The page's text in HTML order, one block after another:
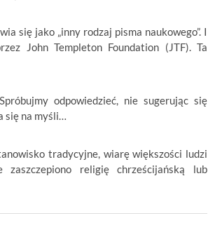
się jako „inny rodzaj pisma naukowego”. I
John Templeton Foundation (JTF). Ta
odpowiedzieć, nie sugerując się
się na myśli…
tradycyjne, wiarę większości ludzi
religię chrześcijańską lub